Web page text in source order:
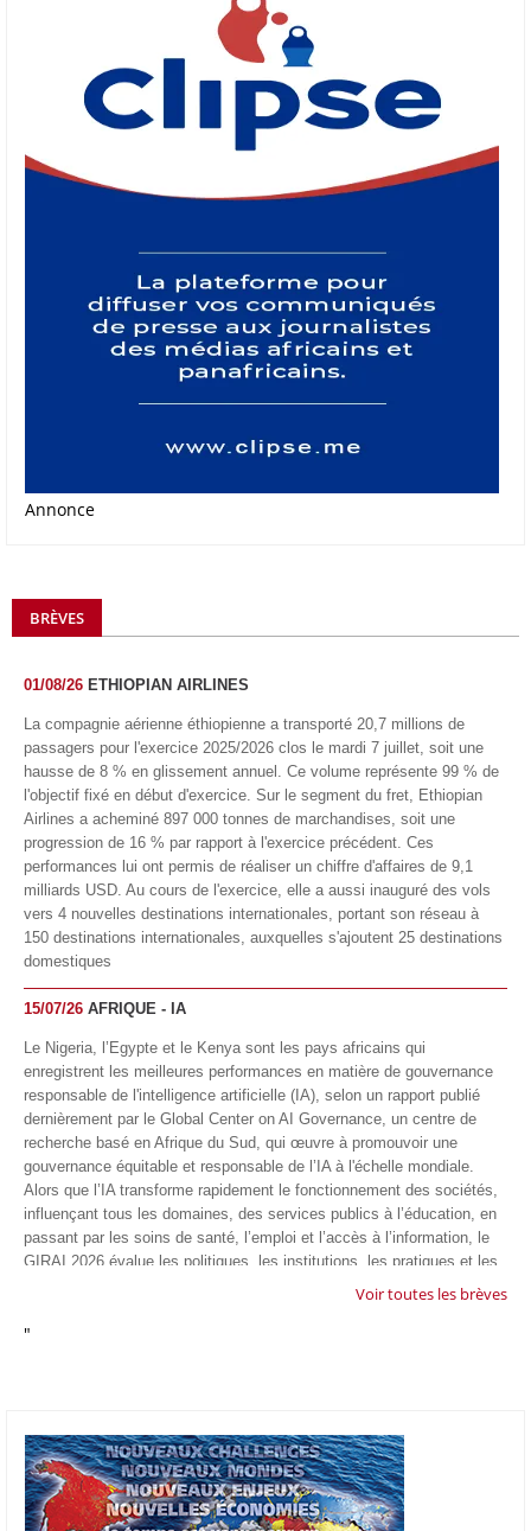
Annonce
BRÈVES
01/08/26 ETHIOPIAN AIRLINES
La compagnie aérienne éthiopienne a transporté 20,7 millions de
passagers pour l'exercice 2025/2026 clos le mardi 7 juillet, soit une
hausse de 8 % en glissement annuel. Ce volume représente 99 % de
l'objectif fixé en début d'exercice. Sur le segment du fret, Ethiopian
Airlines a acheminé 897 000 tonnes de marchandises, soit une
progression de 16 % par rapport à l'exercice précédent. Ces
performances lui ont permis de réaliser un chiffre d'affaires de 9,1
milliards USD. Au cours de l'exercice, elle a aussi inauguré des vols
vers 4 nouvelles destinations internationales, portant son réseau à
150 destinations internationales, auxquelles s'ajoutent 25 destinations
domestiques
15/07/26 AFRIQUE - IA
Le Nigeria, l’Egypte et le Kenya sont les pays africains qui
enregistrent les meilleures performances en matière de gouvernance
responsable de l'intelligence artificielle (IA), selon un rapport publié
dernièrement par le Global Center on AI Governance, un centre de
recherche basé en Afrique du Sud, qui œuvre à promouvoir une
gouvernance équitable et responsable de l’IA à l'échelle mondiale.
Alors que l’IA transforme rapidement le fonctionnement des sociétés,
influençant tous les domaines, des services publics à l’éducation, en
passant par les soins de santé, l’emploi et l’accès à l’information, le
GIRAI 2026 évalue les politiques, les institutions, les pratiques et les
conditions générales de gouvernance qui favorisent un déploiement
technologie.
appliquée d'Afrique à À Accra, au Ghana. L'annonce a été faite
mercredi 1er juillet lors du premier Google Cloud Summit du groupe
américain, qui a également indiqué avoir dépassé son objectif
d'investir un milliard de dollars sur le continent en cinq ans. Baptisée
Voir toutes les brèves
"